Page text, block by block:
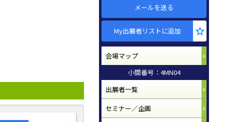
メールを送る
My出展者リストに追加
会場マップ
小間番号：4MN04
出展者一覧
セミナー／企画